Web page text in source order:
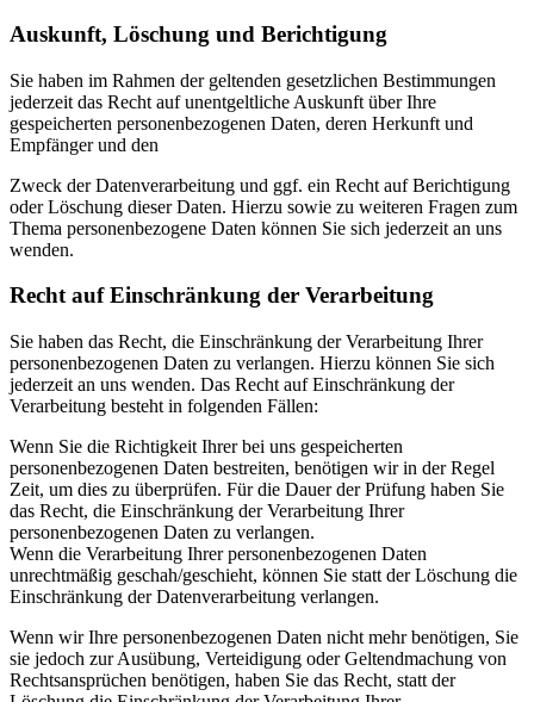
Auskunft, Löschung und Berichtigung
Sie haben im Rahmen der geltenden gesetzlichen Bestimmungen
jederzeit das Recht auf unentgeltliche Auskunft über Ihre
gespeicherten personenbezogenen Daten, deren Herkunft und
Empfänger und den
Zweck der Datenverarbeitung und ggf. ein Recht auf Berichtigung
oder Löschung dieser Daten. Hierzu sowie zu weiteren Fragen zum
Thema personenbezogene Daten können Sie sich jederzeit an uns
wenden.
Recht auf Einschränkung der Verarbeitung
Sie haben das Recht, die Einschränkung der Verarbeitung Ihrer
personenbezogenen Daten zu verlangen. Hierzu können Sie sich
jederzeit an uns wenden. Das Recht auf Einschränkung der
Verarbeitung besteht in folgenden Fällen:
Wenn Sie die Richtigkeit Ihrer bei uns gespeicherten
personenbezogenen Daten bestreiten, benötigen wir in der Regel
Zeit, um dies zu überprüfen. Für die Dauer der Prüfung haben Sie
das Recht, die Einschränkung der Verarbeitung Ihrer
personenbezogenen Daten zu verlangen.
Wenn die Verarbeitung Ihrer personenbezogenen Daten
unrechtmäßig geschah/geschieht, können Sie statt der Löschung die
Einschränkung der Datenverarbeitung verlangen.
Wenn wir Ihre personenbezogenen Daten nicht mehr benötigen, Sie
sie jedoch zur Ausübung, Verteidigung oder Geltendmachung von
Rechtsansprüchen benötigen, haben Sie das Recht, statt der